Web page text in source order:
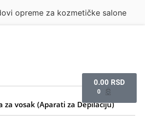
za kozmetičke salone
0.00 RSD
0
za vosak (Aparati za Depilaciju)